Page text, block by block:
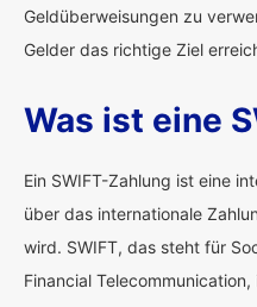
Geldüberweisungen zu
Gelder das richtige Ziel
Was ist eine
Ein SWIFT-Zahlung ist eine
über das internationale
wird. SWIFT, das steht für
Financial